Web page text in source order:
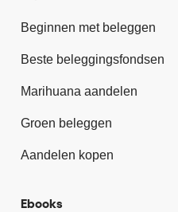
Beginnen met beleggen
Beste beleggingsfondsen
Marihuana aandelen
Groen beleggen
Aandelen kopen
Ebooks